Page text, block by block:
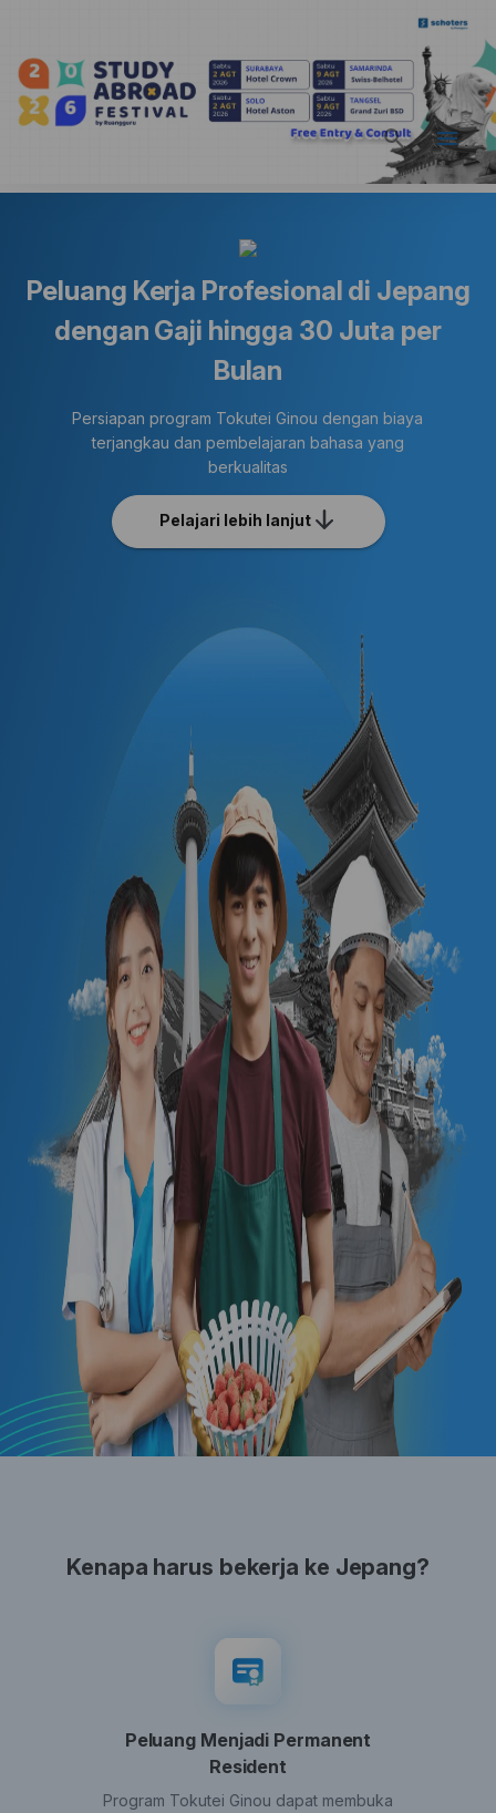
Peluang Kerja Profesional di Jepang
dengan Gaji hingga 30 Juta per
Bulan
Persiapan program Tokutei Ginou dengan biaya
terjangkau dan pembelajaran bahasa yang
berkualitas
Pelajari lebih lanjut
Kenapa harus bekerja ke Jepang?
Peluang Menjadi Permanent
Resident
Program Tokutei Ginou dapat membuka